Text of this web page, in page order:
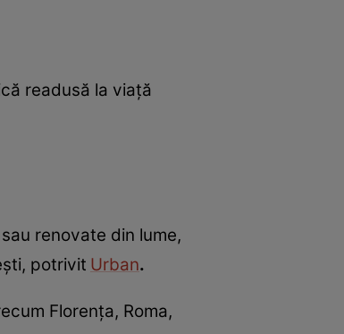
readusă la viață
renovate din lume,
potrivit Urban.
Florența, Roma,